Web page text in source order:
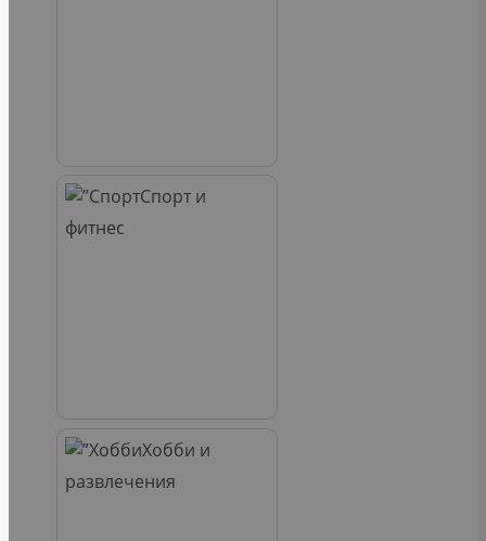
Спорт и
фитнес
Хобби и
развлечения